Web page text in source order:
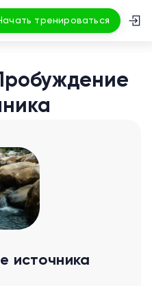
тренироваться
источника